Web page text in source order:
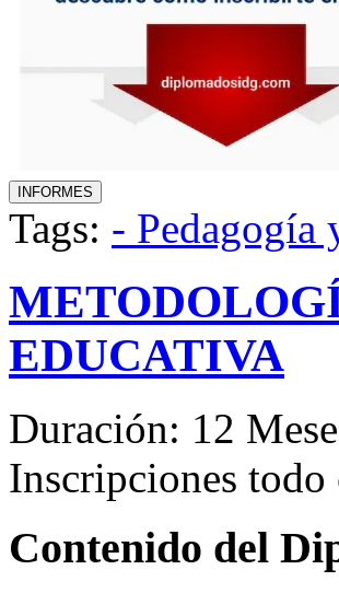
Tags: - Pedagogía
EDUCATIVA
Duración: 12
Inscripciones
Contenido del